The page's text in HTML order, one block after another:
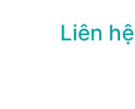
Liên hệ